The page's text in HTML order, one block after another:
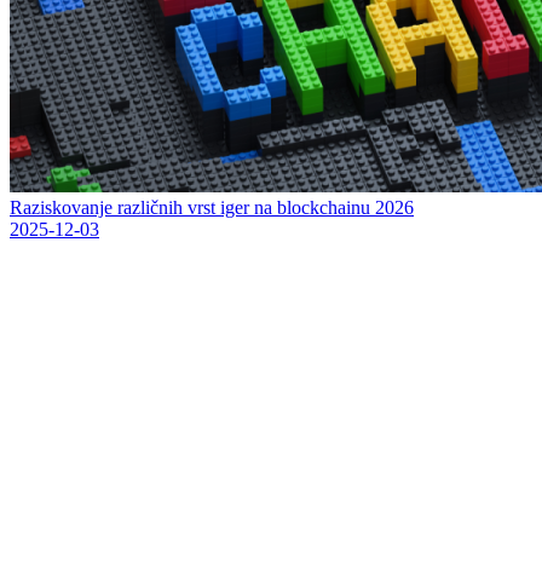
Raziskovanje različnih vrst iger na blockchainu 2026
2025-12-03